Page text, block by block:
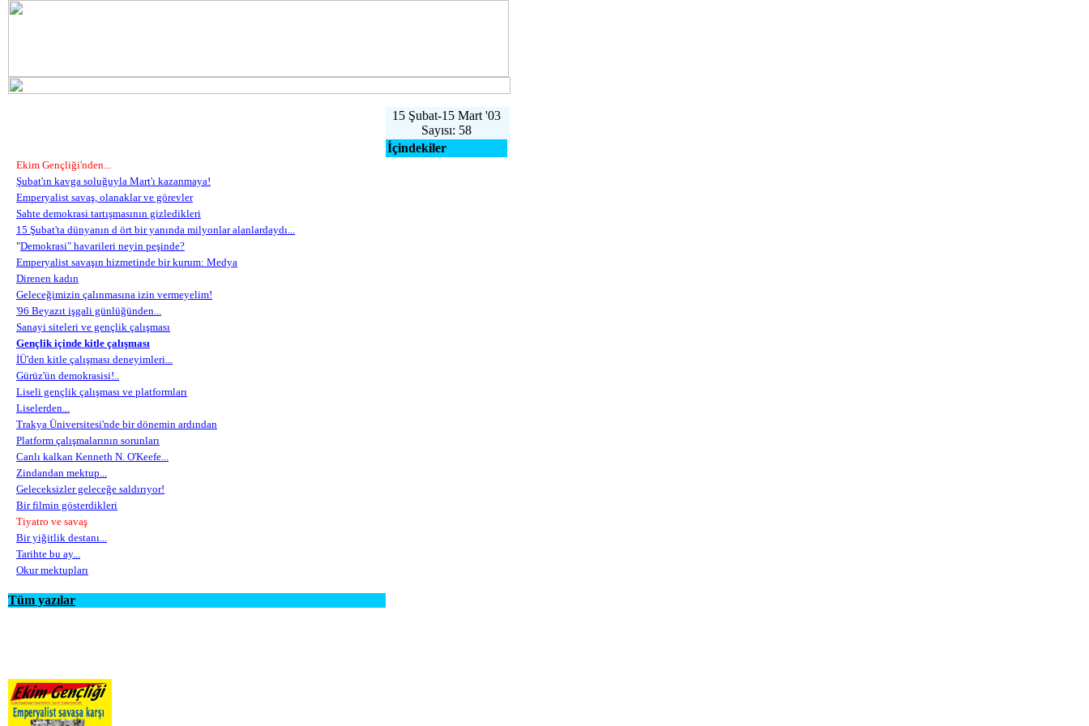
15 Şubat-15 Mart '03
Sayısı: 58
İçindekiler
Ekim Gençliği'nden...
Şubat'ın kavga soluğuyla Mart'ı kazanmaya!
Emperyalist savaş, olanaklar ve görevler
Sahte demokrasi tartışmasının gizledikleri
15 Şubat'ta dünyanın d ört bir yanında milyonlar alanlardaydı...
"Demokrasi" havarileri neyin peşinde?
Emperyalist savaşın hizmetinde bir kurum: Medya
Direnen kadın
Geleceğimizin çalınmasına izin vermeyelim!
'96 Beyazıt işgali günlüğünden...
Sanayi siteleri ve gençlik çalışması
Gençlik içinde kitle çalışması
İÜ'den kitle çalışması deneyimleri...
Gürüz'ün demokrasisi!..
Liseli gençlik çalışması ve platformları
Liselerden...
Trakya Üniversitesi'nde bir dönemin ardından
Platform çalışmalarının sorunları
Canlı kalkan Kenneth N. O'Keefe...
Zindandan mektup...
Geleceksizler geleceğe saldırıyor!
Bir filmin gösterdikleri
Tiyatro ve savaş
Bir yiğitlik destanı...
Tarihte bu ay...
Okur mektupları
Tüm yazılar